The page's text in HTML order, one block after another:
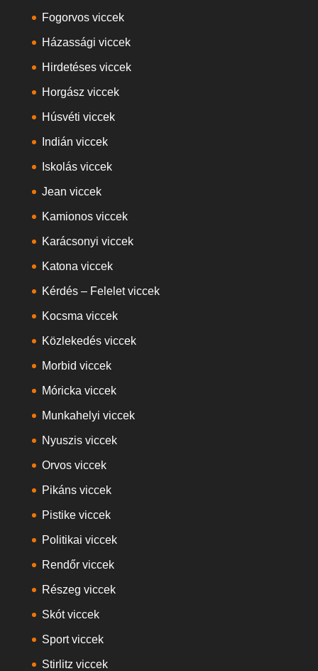
Fogorvos viccek
Házassági viccek
Hirdetéses viccek
Horgász viccek
Húsvéti viccek
Indián viccek
Iskolás viccek
Jean viccek
Kamionos viccek
Karácsonyi viccek
Katona viccek
Kérdés – Felelet viccek
Kocsma viccek
Közlekedés viccek
Morbid viccek
Móricka viccek
Munkahelyi viccek
Nyuszis viccek
Orvos viccek
Pikáns viccek
Pistike viccek
Politikai viccek
Rendőr viccek
Részeg viccek
Skót viccek
Sport viccek
Stirlitz viccek